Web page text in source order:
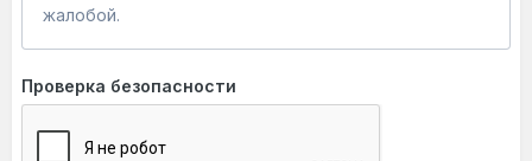
жалобой.
Проверка безопасности